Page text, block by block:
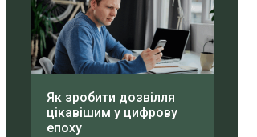
Як зробити дозвілля
цікавішим у цифрову
епоху